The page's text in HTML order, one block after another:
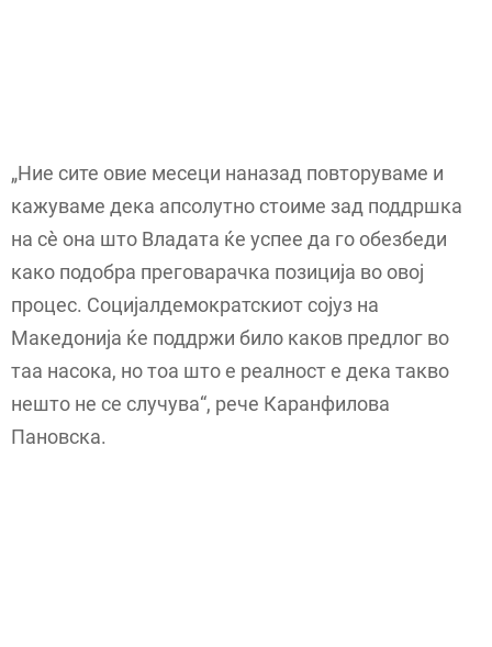
„Ние сите овие месеци наназад повторуваме и
кажуваме дека апсолутно стоиме зад поддршка
на сè она што Владата ќе успее да го обезбеди
како подобра преговарачка позиција во овој
процес. Социјалдемократскиот сојуз на
Македонија ќе поддржи било каков предлог во
таа насока, но тоа што е реалност е дека такво
нешто не се случува“, рече Каранфилова
Пановска.